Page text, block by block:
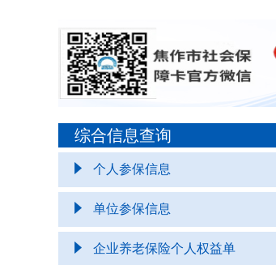
综合信息查询
个人参保信息
单位参保信息
企业养老保险个人权益单